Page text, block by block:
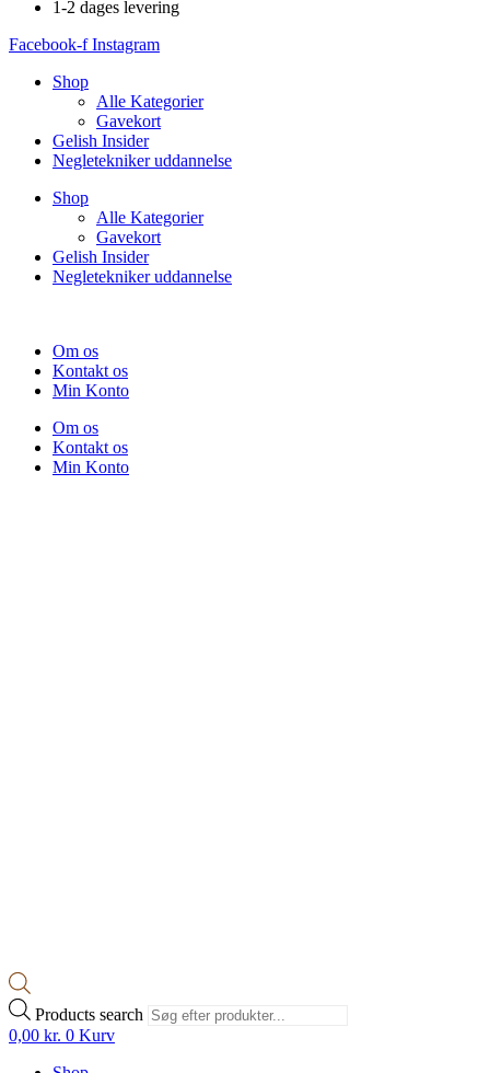
1-2 dages levering
Facebook-f Instagram
Shop
Alle Kategorier
Gavekort
Gelish Insider
Negletekniker uddannelse
Shop
Alle Kategorier
Gavekort
Gelish Insider
Negletekniker uddannelse
Om os
Kontakt os
Min Konto
Om os
Kontakt os
Min Konto
Products search
0,00 kr. 0 Kurv